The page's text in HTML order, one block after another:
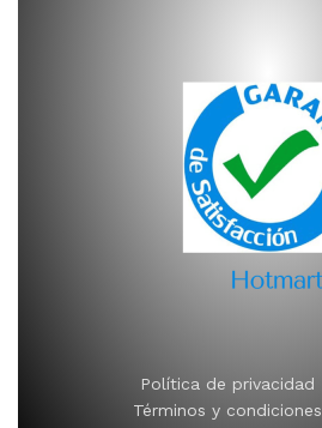
Política de privacidad
Términos y condiciones